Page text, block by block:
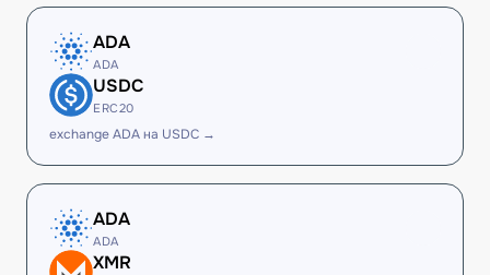
ADA
ADA
USDC
ERC20
exchange ADA на USDC →
ADA
ADA
XMR